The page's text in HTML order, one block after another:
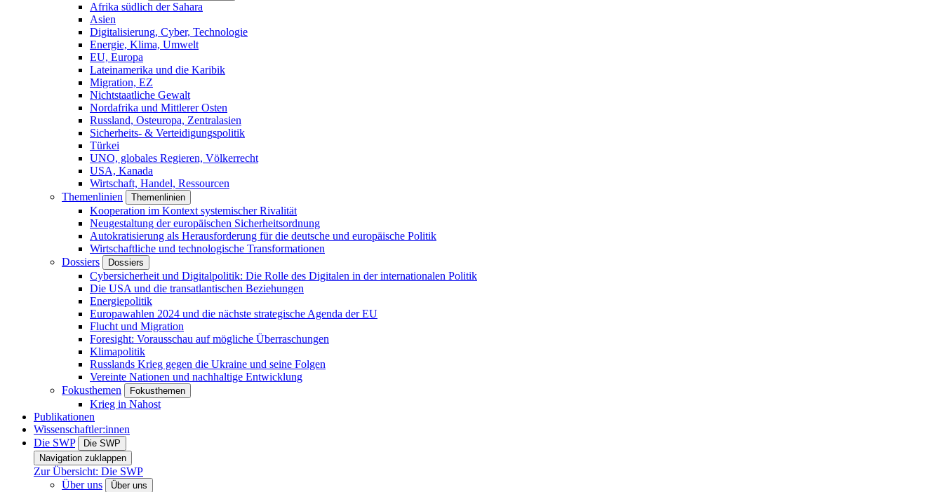
Afrika südlich der Sahara
Asien
Digitalisierung, Cyber, Technologie
Energie, Klima, Umwelt
EU, Europa
Lateinamerika und die Karibik
Migration, EZ
Nichtstaatliche Gewalt
Nordafrika und Mittlerer Osten
Russland, Osteuropa, Zentralasien
Sicherheits- & Verteidigungspolitik
Türkei
UNO, globales Regieren, Völkerrecht
USA, Kanada
Wirtschaft, Handel, Ressourcen
Themenlinien
Themenlinien
Kooperation im Kontext systemischer Rivalität
Neugestaltung der europäischen Sicherheitsordnung
Autokratisierung als Herausforderung für die deutsche und europäische Politik
Wirtschaftliche und technologische Transformationen
Dossiers
Dossiers
Cybersicherheit und Digitalpolitik: Die Rolle des Digitalen in der internationalen Politik
Die USA und die transatlantischen Beziehungen
Energiepolitik
Europawahlen 2024 und die nächste strategische Agenda der EU
Flucht und Migration
Foresight: Vorausschau auf mögliche Überraschungen
Klimapolitik
Russlands Krieg gegen die Ukraine und seine Folgen
Vereinte Nationen und nachhaltige Entwicklung
Fokusthemen
Fokusthemen
Krieg in Nahost
Publikationen
Wissenschaftler:innen
Die SWP
Die SWP
Navigation zuklappen
Zur Übersicht: Die SWP
Über uns
Über uns